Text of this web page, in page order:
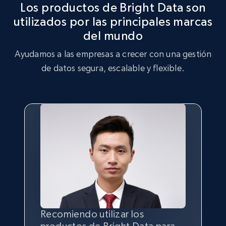
Comprar ahora
tendencias clave y preferencias de los clientes.
Los productos de Bright Data son
utilizados por las principales marcas
del mundo
Ayudamos a las empresas a crecer con una gestión
de datos segura, escalable y flexible.
Recomiendo utilizar los
Sin la posibilidad de recopilar
Contar con la mejor calidad